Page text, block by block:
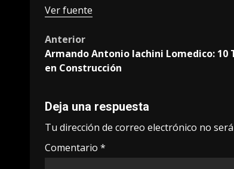
Ver fuente
Post
navigation
Anterior
Armando Antonio Iachini Lomedico: 10
en Construcción
Deja una respuesta
Tu dirección de correo electrónico no
Comentario *